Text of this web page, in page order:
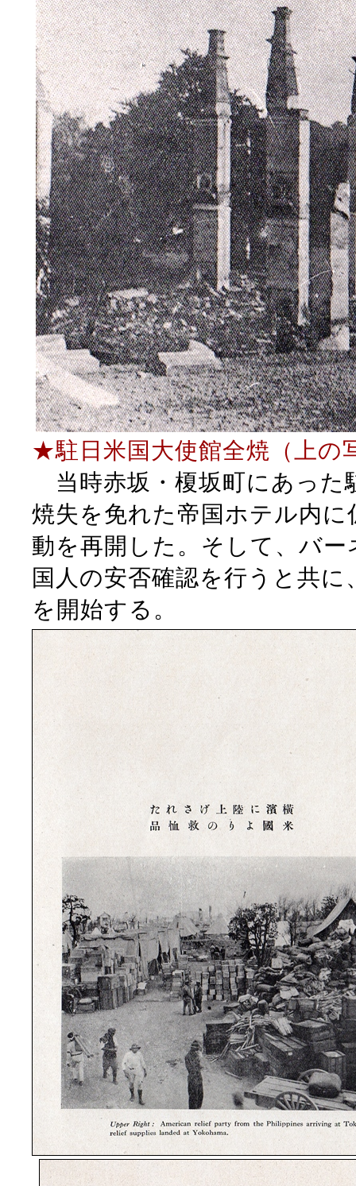
★駐日米国大使館全焼（上の
当時赤坂・榎坂町にあった
焼失を免れた帝国ホテル内
動を再開した。そして、バ
国人の安否確認を行うと共
を開始する。